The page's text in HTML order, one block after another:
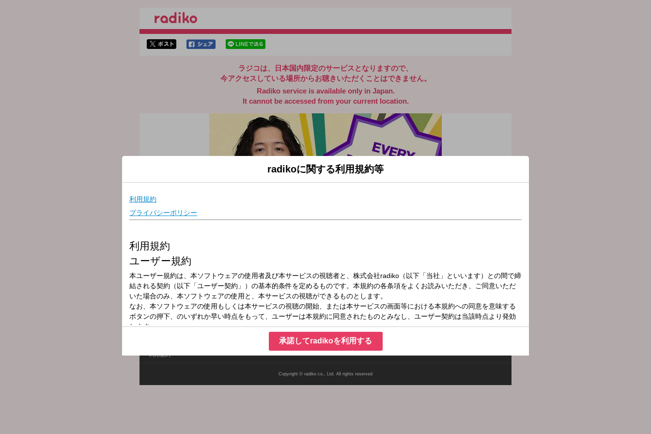
ラジコは、日本国内限定のサービスとなりますので、
今アクセスしている場所からお聴きいただくことはできません。
Radiko service is available only in Japan.
It cannot be accessed from your current location.
放送局
放送時間
2026年5月18日（月）27:00～28:30
番組名
オールナイトニッポン0（ZERO）
利用規約
Copyright © radiko co., Ltd. All rights reserved
radikoに関する利用規約等
承諾してradikoを利用する